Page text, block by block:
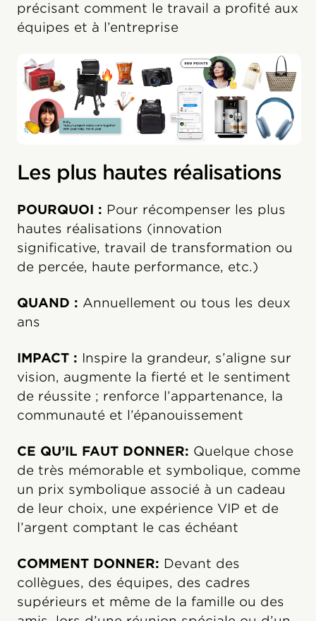
précisant comment le travail a profité aux
équipes et à l’entreprise
Les plus hautes réalisations
POURQUOI : Pour récompenser les plus
hautes réalisations (innovation
significative, travail de transformation ou
de percée, haute performance, etc.)
QUAND : Annuellement ou tous les deux
ans
IMPACT : Inspire la grandeur, s’aligne sur
vision, augmente la fierté et le sentiment
de réussite ; renforce l’appartenance, la
communauté et l’épanouissement
CE QU’IL FAUT DONNER: Quelque chose
de très mémorable et symbolique, comme
un prix symbolique associé à un cadeau
de leur choix, une expérience VIP et de
l’argent comptant le cas échéant
COMMENT DONNER: Devant des
collègues, des équipes, des cadres
supérieurs et même de la famille ou des